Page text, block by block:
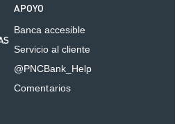
APOYO
Banca accesible
Servicio al cliente
@PNCBank_Help
Comentarios